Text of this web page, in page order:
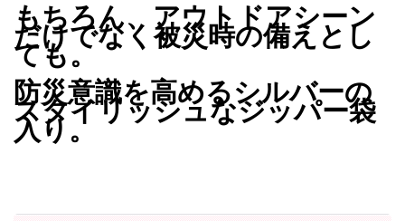
もちろん、アウトドアシーン
だけでなく被災時の備えとし
ても。
防災意識を高めるシルバーの
スタイリッシュなジッパー袋
入り。